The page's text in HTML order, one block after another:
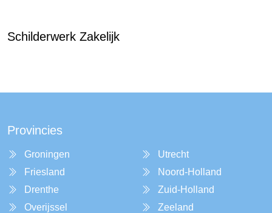
Schilderwerk Zakelijk
Provincies
Groningen
Friesland
Drenthe
Overijssel
Utrecht
Noord-Holland
Zuid-Holland
Zeeland